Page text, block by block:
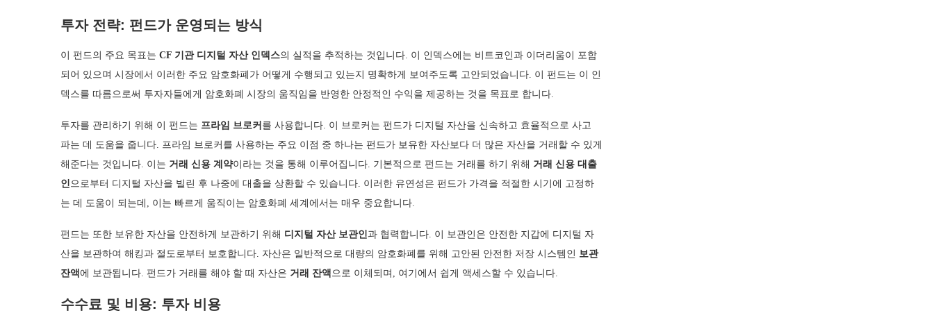
투자 전략: 펀드가 운영되는 방식
이 펀드의 주요 목표는 CF 기관 디지털 자산 인덱스의 실적을 추적하는 것입니다. 이 인덱스에는 비트코인과 이더리움이 포함
되어 있으며 시장에서 이러한 주요 암호화폐가 어떻게 수행되고 있는지 명확하게 보여주도록 고안되었습니다. 이 펀드는 이 인
덱스를 따름으로써 투자자들에게 암호화폐 시장의 움직임을 반영한 안정적인 수익을 제공하는 것을 목표로 합니다.
투자를 관리하기 위해 이 펀드는 프라임 브로커 를 사용합니다. 이 브로커는 펀드가 디지털 자산을 신속하고 효율적으로 사고
파는 데 도움을 줍니다. 프라임 브로커를 사용하는 주요 이점 중 하나는 펀드가 보유한 자산보다 더 많은 자산을 거래할 수 있게
해준다는 것입니다. 이는 거래 신용 계약이라는 것을 통해 이루어집니다. 기본적으로 펀드는 거래를 하기 위해 거래 신용 대출
인으로부터 디지털 자산을 빌린 후 나중에 대출을 상환할 수 있습니다. 이러한 유연성은 펀드가 가격을 적절한 시기에 고정하
는 데 도움이 되는데, 이는 빠르게 움직이는 암호화폐 세계에서는 매우 중요합니다.
펀드는 또한 보유한 자산을 안전하게 보관하기 위해 디지털 자산 보관인과 협력합니다. 이 보관인은 안전한 지갑에 디지털 자
산을 보관하여 해킹과 절도로부터 보호합니다. 자산은 일반적으로 대량의 암호화폐를 위해 고안된 안전한 저장 시스템인 보관
잔액에 보관됩니다. 펀드가 거래를 해야 할 때 자산은 거래 잔액 으로 이체되며, 여기에서 쉽게 액세스할 수 있습니다.
수수료 및 비용: 투자 비용